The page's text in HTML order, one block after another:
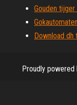
Gouden
Download dh
Proudly powered